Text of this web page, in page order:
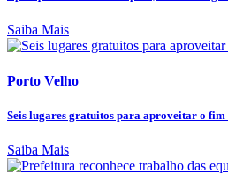
Saiba Mais
Porto Velho
Seis lugares gratuitos para aproveitar o fim
Saiba Mais